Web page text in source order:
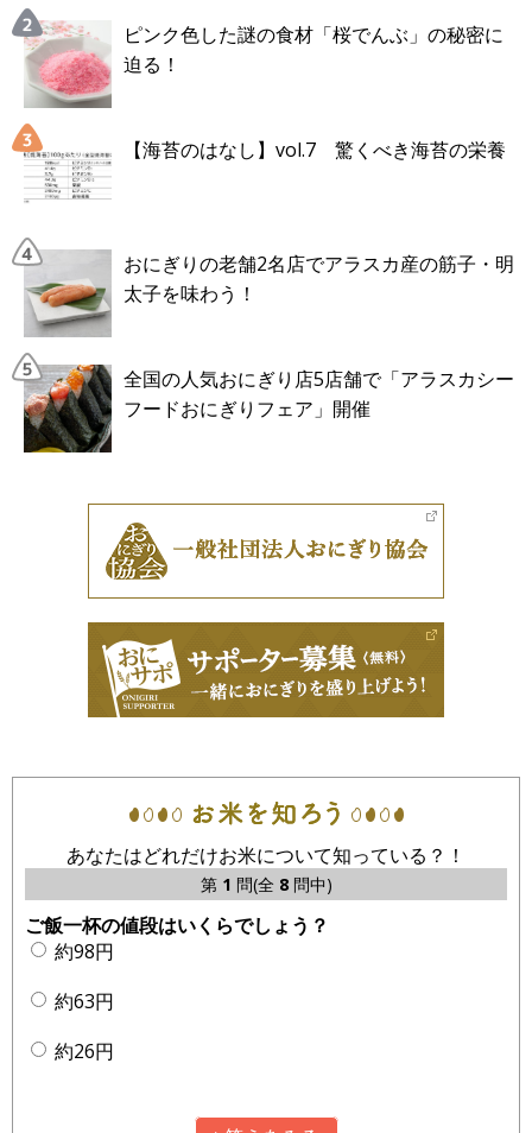
ピンク色した謎の食材「桜でんぶ」の秘密に
迫る！
【海苔のはなし】vol.7 驚くべき海苔の栄養
おにぎりの老舗2名店でアラスカ産の筋子・明
太子を味わう！
全国の人気おにぎり店5店舗で「アラスカシー
フードおにぎりフェア」開催
あなたはどれだけお米について知っている？！
第 1 問(全 8問中)
ご飯一杯の値段はいくらでしょう？
約98円
約63円
約26円